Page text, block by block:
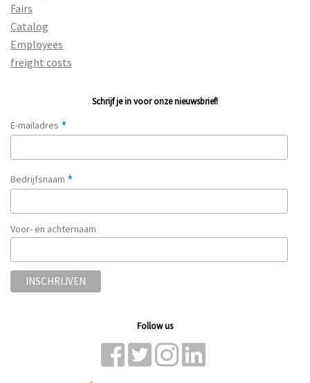
Fairs
Catalog
Employees
freight costs
Schrijf je in voor onze nieuwsbrief!
E-mailadres *
Bedrijfsnaam *
Voor- en achternaam
Follow us